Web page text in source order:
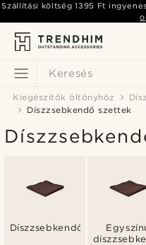
Keresés
Szállítási költség1395 Ft ingyenes
Kiegészítők öltönyhöz
Díszzsebkendő szettek
Díszzsebkendők